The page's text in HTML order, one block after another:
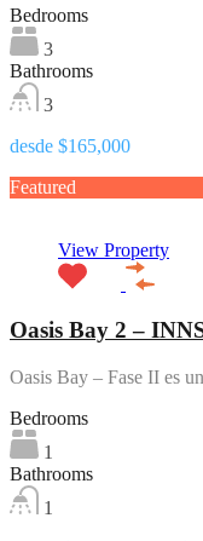
Bedrooms
3
Bathrooms
3
desde $165,000
Featured
View Property
Oasis Bay 2 –
Oasis Bay – Fase II es
Bedrooms
1
Bathrooms
1